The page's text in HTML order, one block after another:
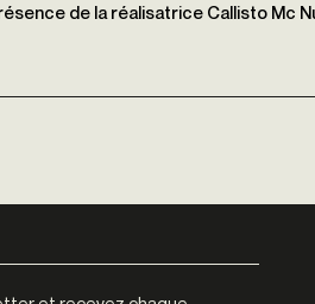
de la réalisatrice Callisto Mc